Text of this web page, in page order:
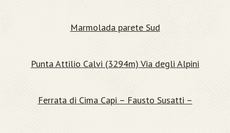
Marmolada parete Sud
Punta Attilio Calvi (3294m) Via degli Alpini
Ferrata di Cima Capi – Fausto Susatti –